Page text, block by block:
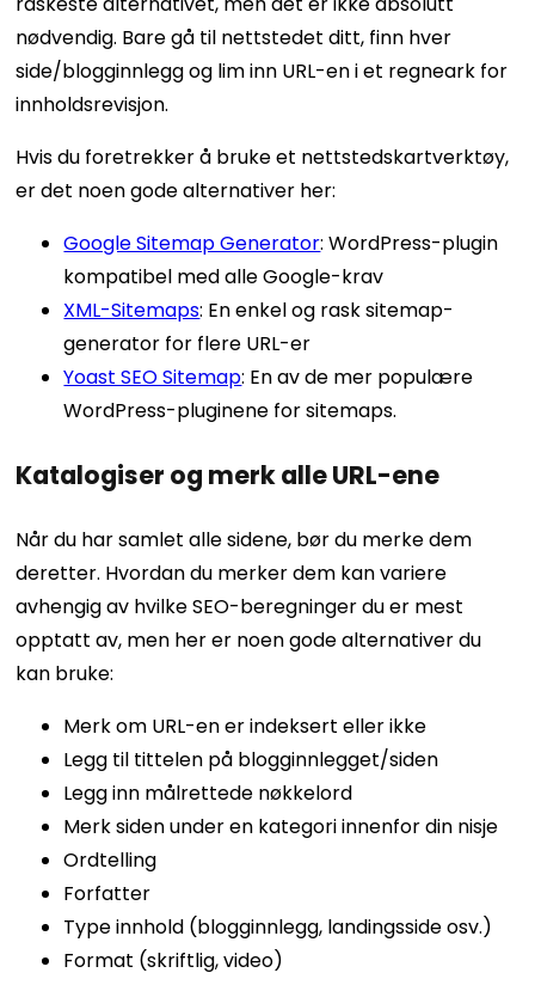
nødvendig. Bare gå til nettstedet ditt, finn hver
side/blogginnlegg og lim inn URL-en i et regneark for
innholdsrevisjon.
Hvis du foretrekker å bruke et nettstedskartverktøy,
er det noen gode alternativer her:
Google Sitemap Generator: WordPress-plugin
kompatibel med alle Google-krav
XML-Sitemaps: En enkel og rask sitemap-
generator for flere URL-er
Yoast SEO Sitemap: En av de mer populære
WordPress-pluginene for sitemaps.
Katalogiser og merk alle URL-ene
Når du har samlet alle sidene, bør du merke dem
deretter. Hvordan du merker dem kan variere
avhengig av hvilke SEO-beregninger du er mest
opptatt av, men her er noen gode alternativer du
kan bruke:
Merk om URL-en er indeksert eller ikke
Legg til tittelen på blogginnlegget/siden
Legg inn målrettede nøkkelord
Merk siden under en kategori innenfor din nisje
Ordtelling
Forfatter
Type innhold (blogginnlegg, landingsside osv.)
Format (skriftlig, video)